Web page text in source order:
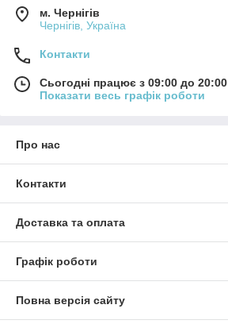
м. Чернігів
Чернігів, Україна
Контакти
Сьогодні працює з 09:00 до 20:00
Показати весь графік роботи
Про нас
Контакти
Доставка та оплата
Графік роботи
Повна версія сайту